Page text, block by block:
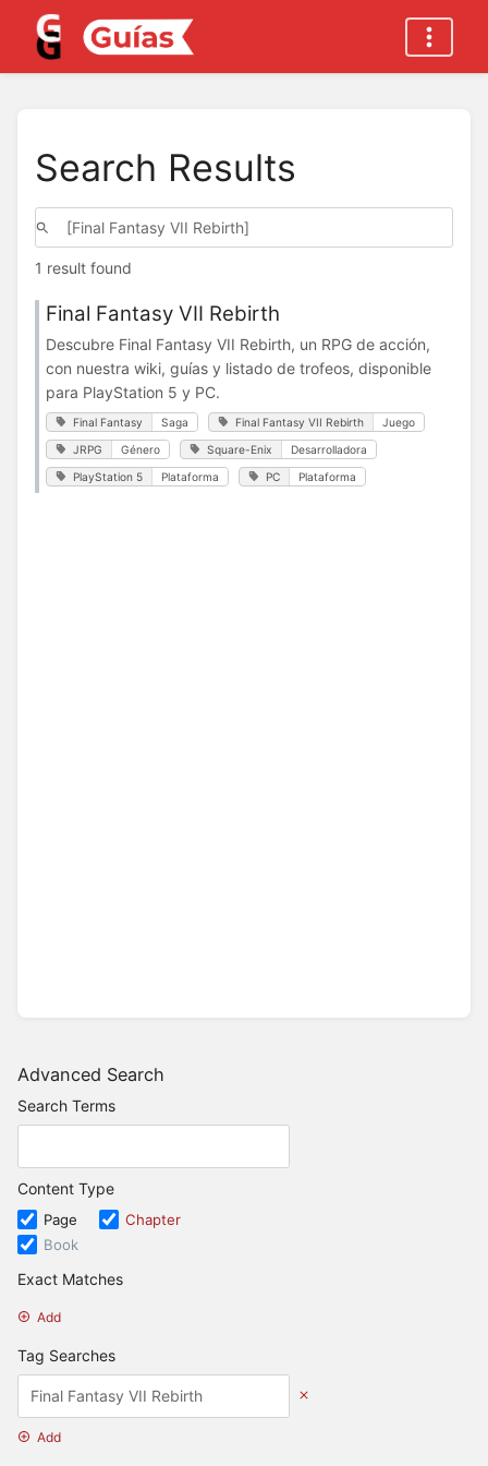
Advanced Search
Search Terms
Content Type
Page
Chapter
Book
Exact Matches
Add
Tag Searches
Add
Search Results
1 result found
Final Fantasy VII Rebirth
Descubre Final Fantasy VII Rebirth, un RPG de acción,
con nuestra wiki, guías y listado de trofeos, disponible
para PlayStation 5 y PC.
Final Fantasy Saga Final Fantasy VII Rebirth Juego
JRPG Género Square-Enix Desarrolladora
PlayStation 5 Plataforma PC Plataforma